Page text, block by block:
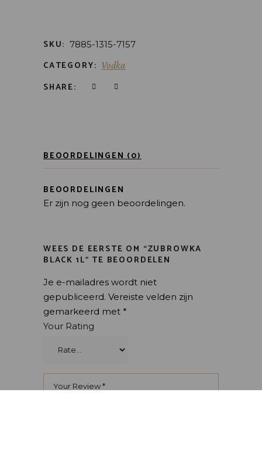
SKU: 7885-1315-7157
CATEGORY: Vodka
SHARE:
BEOORDELINGEN (0)
BEOORDELINGEN
Er zijn nog geen beoordelingen.
WEES DE EERSTE OM “ZUBROWKA
BLACK 1L” TE BEOORDELEN
Je e-mailadres wordt niet
gepubliceerd. Vereiste velden zijn
gemarkeerd met *
Your Rating